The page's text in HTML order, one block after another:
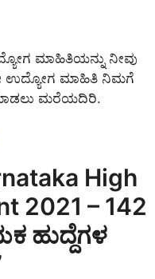
ಮಾಹಿತಿಯನ್ನು ನೀವು
ಈ ಉದ್ಯೋಗ ಮಾಹಿತಿ ನಿಮಗೆ
ಮಾಡಲು ಮರೆಯದಿರಿ.
High
2021 – 142
ಹುದ್ದೆಗಳ